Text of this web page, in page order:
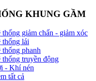
KHUNG GẦM
thống giảm chấn - giảm xóc
thống lái
thống phanh
thống truyền động
- Khí nén
tất cả